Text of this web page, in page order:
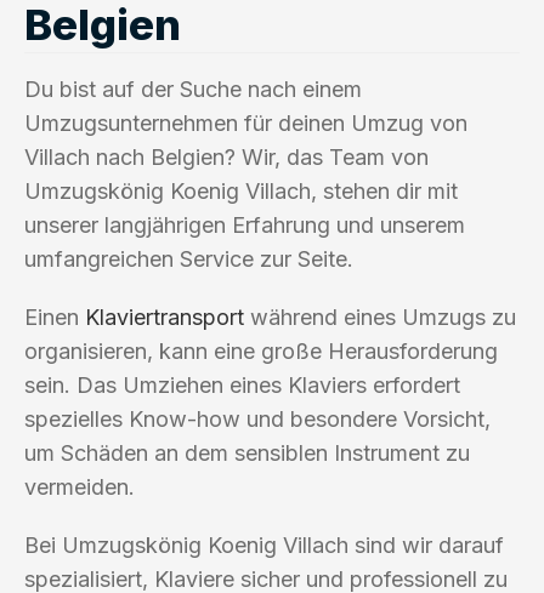
Belgien
Du bist auf der Suche nach einem
Umzugsunternehmen für deinen Umzug von
Villach nach Belgien? Wir, das Team von
Umzugskönig Koenig Villach, stehen dir mit
unserer langjährigen Erfahrung und unserem
umfangreichen Service zur Seite.
Einen Klaviertransport während eines Umzugs zu
organisieren, kann eine große Herausforderung
sein. Das Umziehen eines Klaviers erfordert
spezielles Know-how und besondere Vorsicht,
um Schäden an dem sensiblen Instrument zu
vermeiden.
Bei Umzugskönig Koenig Villach sind wir darauf
spezialisiert, Klaviere sicher und professionell zu